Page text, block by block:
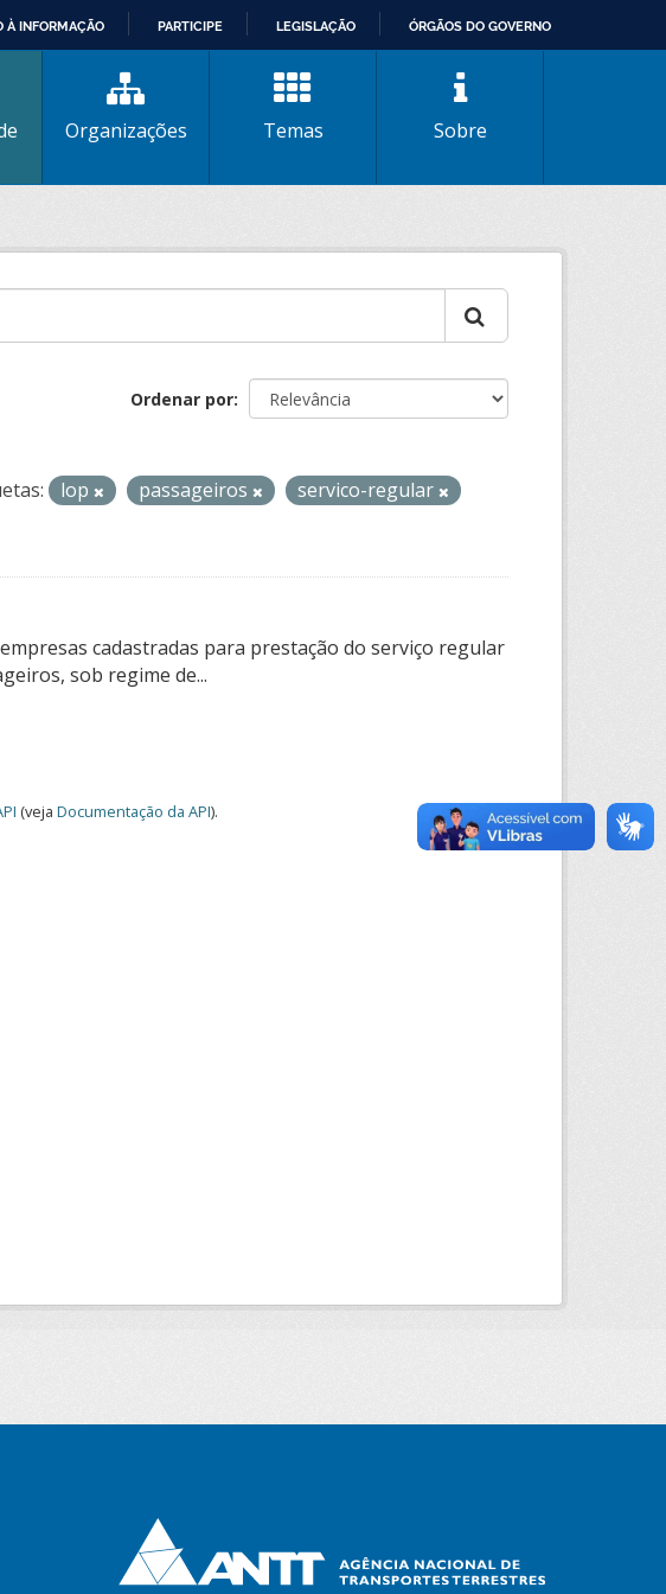
À INFORMAÇÃO PARTICIPE LEGISLAÇÃO ÓRGÃOS DO GOVERNO
Organizações Temas Sobre
Ordenar por
lop passageiros
servico-regular
cadastradas para prestação do serviço regular
sob regime de...
(veja Documentação da API).